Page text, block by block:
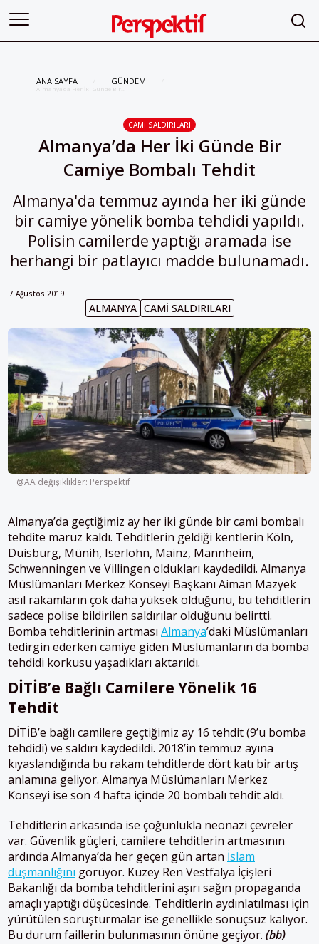
ANA SAYFA GÜNDEM
Almanya’da Her İki Günde Bir
CAMI SALDIRILARI
Almanya’da Her İki Günde Bir
Camiye Bombalı Tehdit
Almanya'da temmuz ayında her iki günde
bir camiye yönelik bomba tehdidi yapıldı.
Polisin camilerde yaptığı aramada ise
herhangi bir patlayıcı madde bulunamadı.
7 Ağustos 2019
ALMANYA CAMI SALDIRILARI
@AA değişiklikler: Perspektif
Almanya’da geçtiğimiz ay her iki günde bir cami bombalı
tehdite maruz kaldı. Tehditlerin geldiği kentlerin Köln,
Duisburg, Münih, Iserlohn, Mainz, Mannheim,
Schwenningen ve Villingen oldukları kaydedildi. Almanya
Müslümanları Merkez Konseyi Başkanı Aiman Mazyek
asıl rakamların çok daha yüksek olduğunu, bu tehditlerin
sadece polise bildirilen saldırılar olduğunu belirtti.
Bomba tehditlerinin artması Almanya’daki Müslümanları
tedirgin ederken camiye giden Müslümanların da bomba
tehdidi korkusu yaşadıkları aktarıldı.
DİTİB’e Bağlı Camilere Yönelik 16
Tehdit
DİTİB’e bağlı camilere geçtiğimiz ay 16 tehdit (9’u bomba
tehdidi) ve saldırı kaydedildi. 2018’in temmuz ayına
kıyaslandığında bu rakam tehditlerde dört katı bir artış
anlamına geliyor. Almanya Müslümanları Merkez
Konseyi ise son 4 hafta içinde 20 bombalı tehdit aldı.
Tehditlerin arkasında ise çoğunlukla neonazi çevreler
var. Güvenlik güçleri, camilere tehditlerin artmasının
ardında Almanya’da her geçen gün artan İslam
düşmanlığını görüyor. Kuzey Ren Vestfalya İçişleri
Bakanlığı da bomba tehditlerini aşırı sağın propaganda
amaçlı yaptığı düşücesinde. Tehditlerin aydınlatılması için
yürütülen soruşturmalar ise genellikle sonuçsuz kalıyor.
Bu durum faillerin bulunmasının önüne geçiyor. (bb)